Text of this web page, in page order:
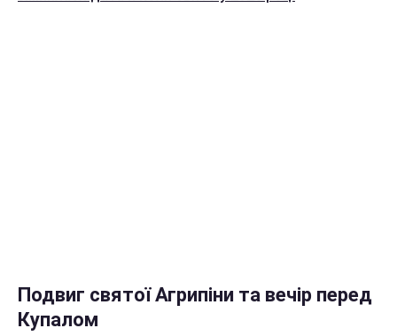
Подвиг святої Агрипіни та вечір перед
Купалом